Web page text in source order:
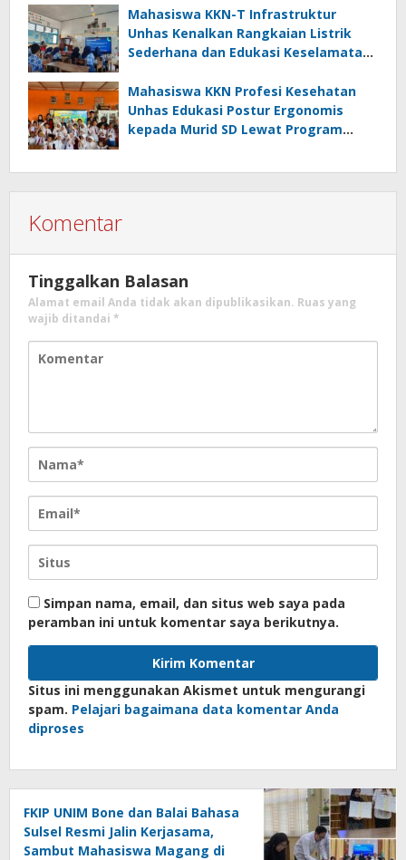
Mahasiswa KKN-T Infrastruktur
Unhas Kenalkan Rangkaian Listrik
Sederhana dan Edukasi Keselamatan
Langkeang
Mahasiswa KKN Profesi Kesehatan
Unhas Edukasi Postur Ergonomis
kepada Murid SD Lewat Program
Komentar
Tinggalkan Balasan
Alamat email Anda tidak akan dipublikasikan. Ruas yang
wajib ditandai *
Simpan nama, email, dan situs web saya pada
peramban ini untuk komentar saya berikutnya.
Situs ini menggunakan Akismet untuk mengurangi
spam. Pelajari bagaimana data komentar Anda
diproses
FKIP UNIM Bone dan Balai Bahasa
Sulsel Resmi Jalin Kerjasama,
Sambut Mahasiswa Magang di